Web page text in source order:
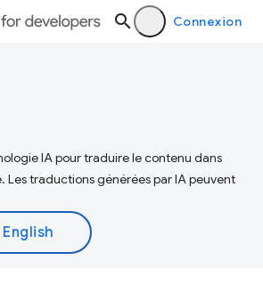
Connexion
IA pour traduire le contenu dans
Les traductions générées par IA peuvent